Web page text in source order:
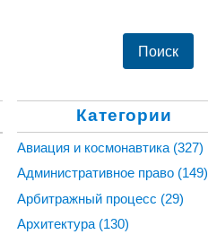
Категории
Авиация и космонавтика (327)
Административное право (149)
Арбитражный процесс (29)
Архитектура (130)